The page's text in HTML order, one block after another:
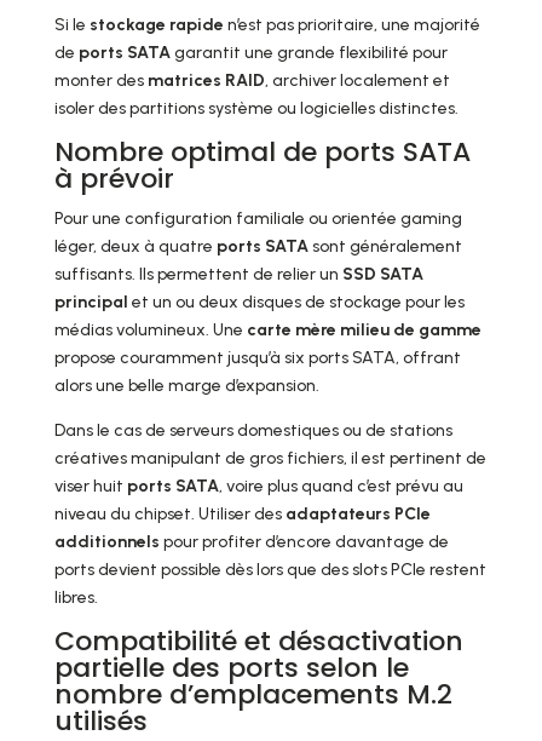
Si le stockage rapide n’est pas prioritaire, une majorité
de ports SATAgarantit une grande flexibilité pour
monter des matrices RAID, archiver localement et
isoler des partitions système ou logicielles distinctes.
Nombre optimal de ports SATA
à prévoir
Pour une configuration familiale ou orientée gaming
léger, deux à quatre ports SATAsont généralement
suffisants. Ils permettent de relier un SSD SATA
principal et un ou deux disques de stockage pour les
médias volumineux. Une carte mère milieu de gamme
propose couramment jusqu’à six ports SATA, offrant
alors une belle marge d’expansion.
Dans le cas de serveurs domestiques ou de stations
créatives manipulant de gros fichiers, il est pertinent de
viser huit ports SATA, voire plus quand c’est prévu au
niveau du chipset. Utiliser des adaptateurs PCIe
additionnels pour profiter d’encore davantage de
ports devient possible dès lors que des slots PCIe restent
libres.
Compatibilité et désactivation
partielle des ports selon le
nombre d’emplacements M.2
utilisés